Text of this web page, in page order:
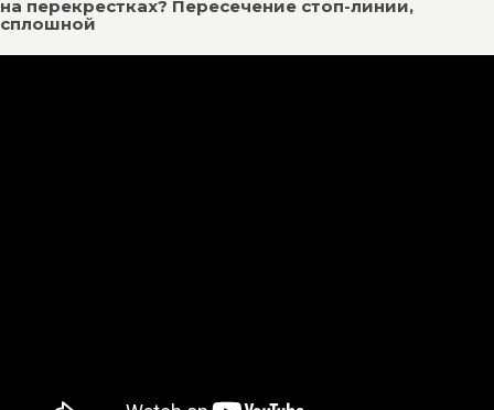
на перекрестках? Пересечение стоп-линии,
сплошной